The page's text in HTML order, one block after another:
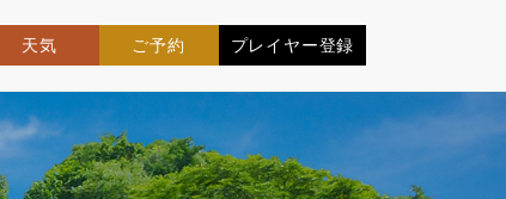
天気 ご予約 プレイヤー登録